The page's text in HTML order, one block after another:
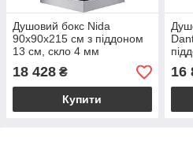
Душовий бокс Nida
90x90x215 см з піддоном
13 см, скло 4 мм
18 428 ₴
Купити
16